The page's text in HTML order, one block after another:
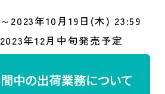
～2023年10月19日(木) 23:59
2023年12月中旬発売予定